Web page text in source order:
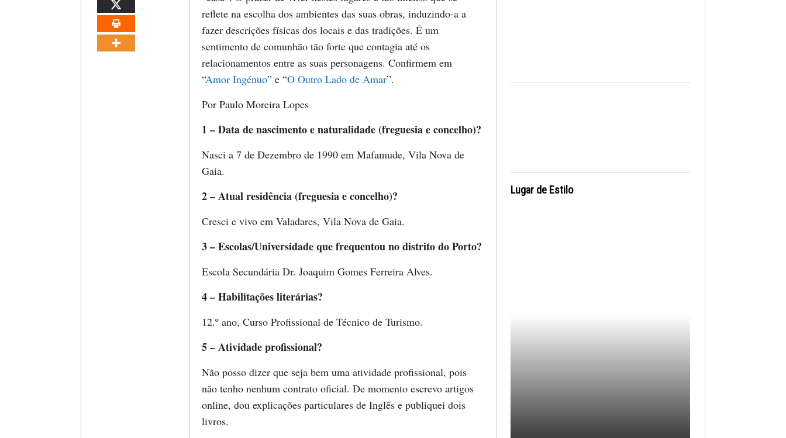
reflete na escolha dos ambientes das suas obras, induzindo-a a
fazer descrições físicas dos locais e das tradições. É um
sentimento de comunhão tão forte que contagia até os
relacionamentos entre as suas personagens. Confirmem em
“Amor Ingénuo” e “O Outro Lado de Amar”.
Por Paulo Moreira Lopes
1 – Data de nascimento e naturalidade (freguesia e concelho)?
Nasci a 7 de Dezembro de 1990 em Mafamude, Vila Nova de
Gaia.
2 – Atual residência (freguesia e concelho)?
Cresci e vivo em Valadares, Vila Nova de Gaia.
3 – Escolas/Universidade que frequentou no distrito do Porto?
Escola Secundária Dr. Joaquim Gomes Ferreira Alves.
4 – Habilitações literárias?
12.º ano, Curso Profissional de Técnico de Turismo.
5 – Atividade profissional?
Não posso dizer que seja bem uma atividade profissional, pois
não tenho nenhum contrato oficial. De momento escrevo artigos
online, dou explicações particulares de Inglês e publiquei dois
livros.
Lugar de Estilo